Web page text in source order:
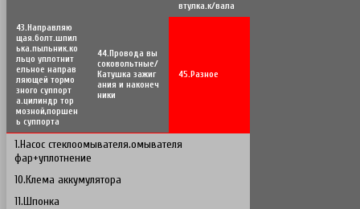
втулка.к/вала
43.Направляю
щая.болт.шпил
ька.пыльник.ко
льцо уплотнит
ельное направ
ляющей тормо
зного суппорт
а.цилиндр тор
мозной,поршен
ь суппорта
44.Провода вы
соковольтные/
Катушка зажиг
ания и наконеч
ники
45.Разное
1.Насос стеклоомывателя.омывателя
фар+уплотнение
10.Клема аккумулятора
11.Шпонка